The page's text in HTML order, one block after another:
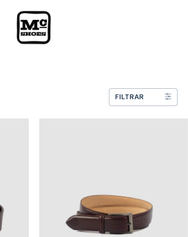
FILTRAR